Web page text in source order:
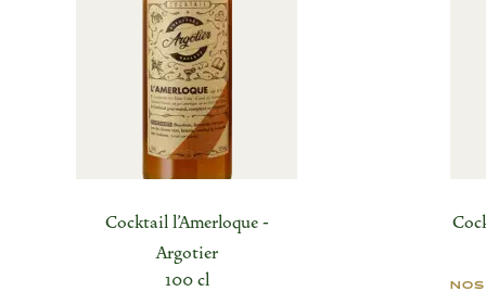
Cocktail l'Amerloque -
Argotier
100 cl